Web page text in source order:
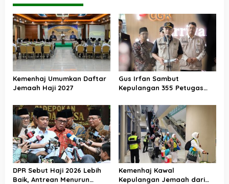
Kemenhaj Umumkan Daftar
Jemaah Haji 2027
Gus Irfan Sambut
Kepulangan 355 Petugas
DPR Sebut Haji 2026 Lebih
Baik, Antrean Menurun
Kemenhaj Kawal
Kepulangan Jemaah dari